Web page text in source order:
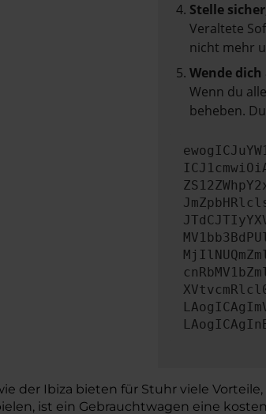
Stelle
Veraltete
nicht mehr
Wende
Wenn du
beheben.
der Ibiza bieten für Stuhr viele
ist ein Gebrauchtwagen eine